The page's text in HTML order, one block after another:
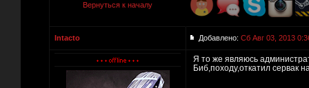
Вернуться к началу
Intacto Добавлено: Сб Авг 03, 2013
Я то же являюсь
Биб,походу,откатил сервак